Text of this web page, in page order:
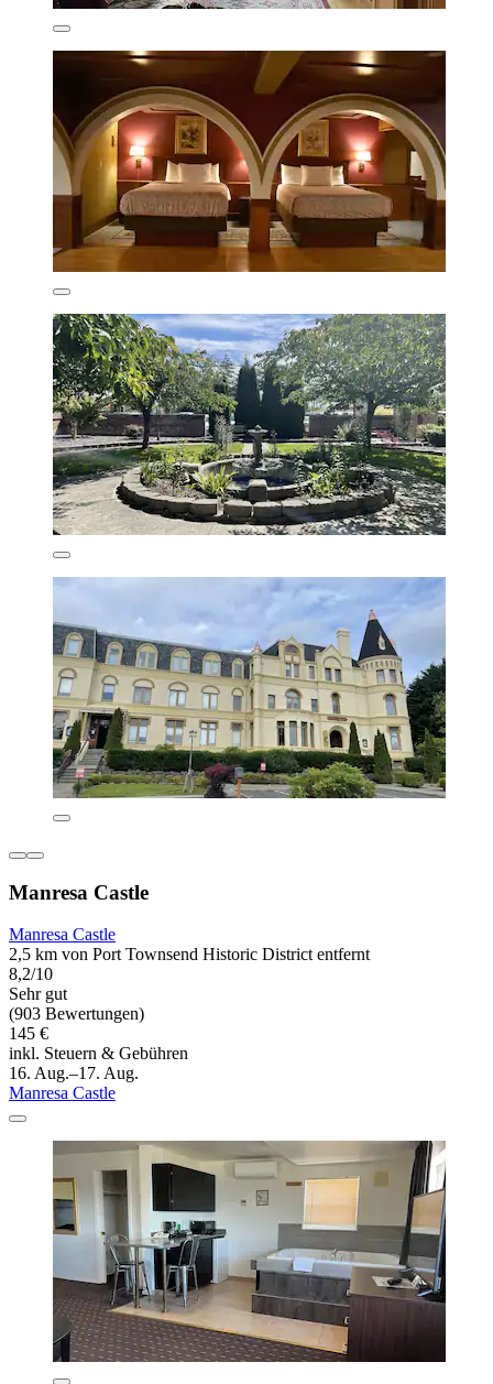
Manresa Castle
Manresa Castle
2,5 km von Port Townsend Historic District entfernt
8,2/10
Sehr gut
(903 Bewertungen)
145 €
inkl. Steuern & Gebühren
16. Aug.–17. Aug.
Manresa Castle